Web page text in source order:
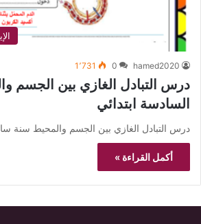
hamed2020
0 1٬731
درس التبادل الغازي بين الجسم
السادسة ابتدائي
درس التبادل الغازي بين الجسم والمحيط سنة
أكمل القراءة »